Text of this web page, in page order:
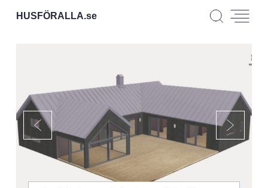
HUSFÖRALLA.se